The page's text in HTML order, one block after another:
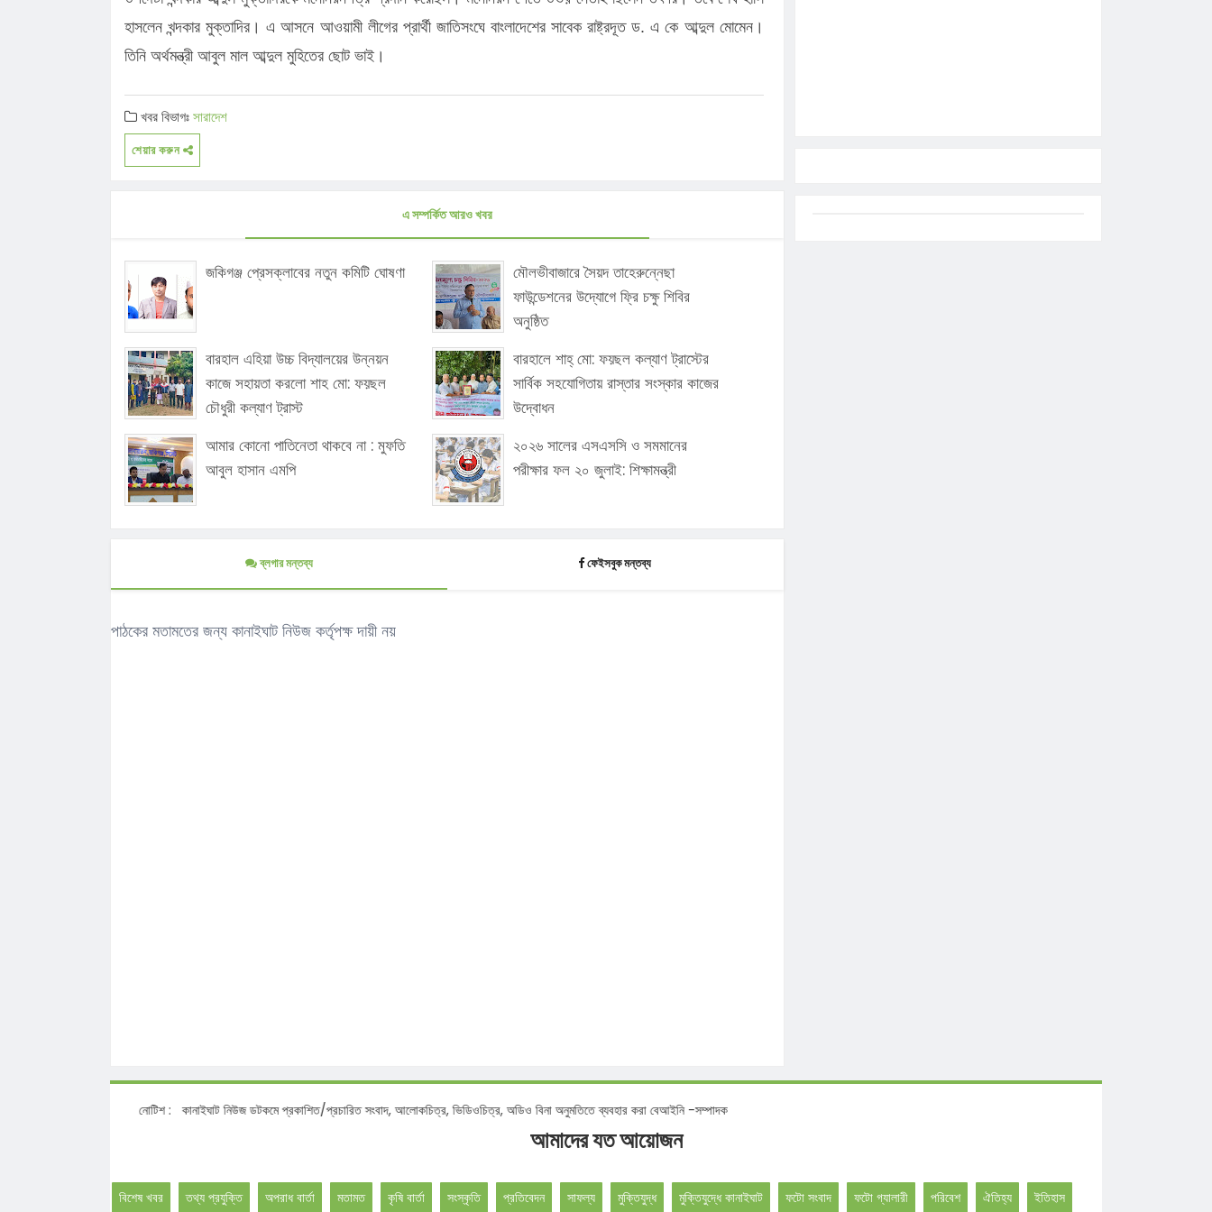
হাসলেন খন্দকার মুক্তাদির। এ আসনে আওয়ামী লীগের প্রার্থী জাতিসংঘে বাংলাদেশের সাবেক রাষ্ট্রদূত ড. এ কে আব্দুল মোমেন।
তিনি অর্থমন্ত্রী আবুল মাল আব্দুল মুহিতের ছোট ভাই।
খবর বিভাগঃসারাদেশ
শেয়ার করুন
এ সম্পর্কিত আরও খবর
জকিগঞ্জ প্রেসক্লাবের নতুন কমিটি ঘোষণা
মৌলভীবাজারে সৈয়দ তাহেরুন্নেছা
ফাউন্ডেশনের উদ্যোগে ফ্রি চক্ষু শিবির
অনুষ্ঠিত
বারহাল এহিয়া উচ্চ বিদ্যালয়ের উন্নয়ন
কাজে সহায়তা করলো শাহ মো: ফয়ছল
চৌধুরী কল্যাণ ট্রাস্ট
বারহালে শাহ্ মো: ফয়ছল কল্যাণ ট্রাস্টের
সার্বিক সহযোগিতায় রাস্তার সংস্কার কাজের
উদ্বোধন
আমার কোনো পাতিনেতা থাকবে না : মুফতি
আবুল হাসান এমপি
২০২৬ সালের এসএসসি ও সমমানের
পরীক্ষার ফল ২০ জুলাই: শিক্ষামন্ত্রী
ব্লগার মন্তব্য ফেইসবুক মন্তব্য
পাঠকের মতামতের জন্য কানাইঘাট নিউজ কর্তৃপক্ষ দায়ী নয়
নোটিশ :কানাইঘাট নিউজ ডটকমে প্রকাশিত/প্রচারিত সংবাদ, আলোকচিত্র, ভিডিওচিত্র, অডিও বিনা অনুমতিতে ব্যবহার করা বেআইনি -সম্পাদক
আমাদের যত আয়োজন
বিশেষ খবর তথ্য প্রযুক্তি অপরাধ বার্তা মতামত কৃষি বার্তা সংস্কৃতি প্রতিবেদন সাফল্য মুক্তিযুদ্ধ মুক্তিযুদ্ধে কানাইঘাট ফটো সংবাদ ফটো গ্যালারী পরিবেশ ঐতিহ্য ইতিহাস